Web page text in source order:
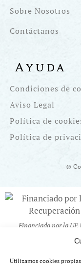
Utilizamos cookies
Sobre Nosotros
Contáctanos
Ayuda
Condiciones de
Aviso Legal
Política de
Política de
©
Financiado por la UE